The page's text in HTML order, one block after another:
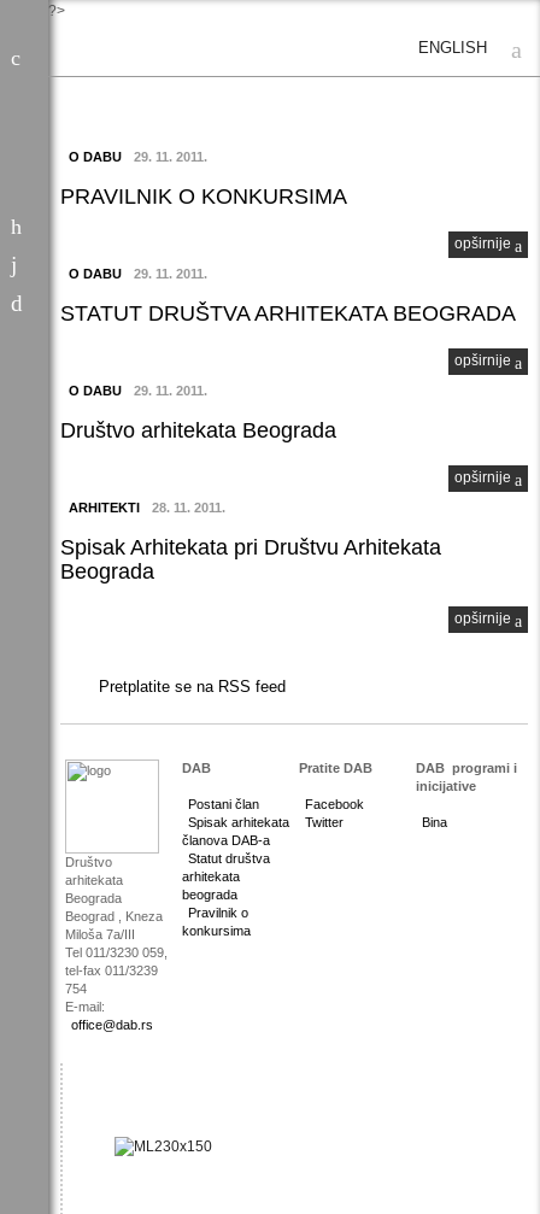
?>
ENGLISH
O DABU 29. 11. 2011.
PRAVILNIK O KONKURSIMA
opširnije
O DABU 29. 11. 2011.
STATUT DRUŠTVA ARHITEKATA BEOGRADA
opširnije
O DABU 29. 11. 2011.
Društvo arhitekata Beograda
opširnije
ARHITEKTI 28. 11. 2011.
Spisak Arhitekata pri Društvu Arhitekata
Beograda
opširnije
Pretplatite se na RSS feed
Društvo
arhitekata
Beograda
Beograd , Kneza
Miloša 7a/III
Tel 011/3230 059,
tel-fax 011/3239
754
E-mail:
office@dab.rs
DAB
Postani član
Spisak arhitekata
članova DAB-a
Statut društva
arhitekata
beograda
Pravilnik o
konkursima
Pratite DAB
Facebook
Twitter
DAB programi i
inicijative
Bina